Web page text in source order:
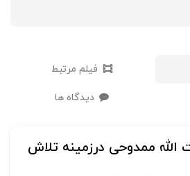
فیلم مرتبط
دیدگاه ها
ممدوحی درزمینه تلاش